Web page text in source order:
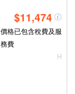
$11,474
價格已包含稅費及服
務費
H